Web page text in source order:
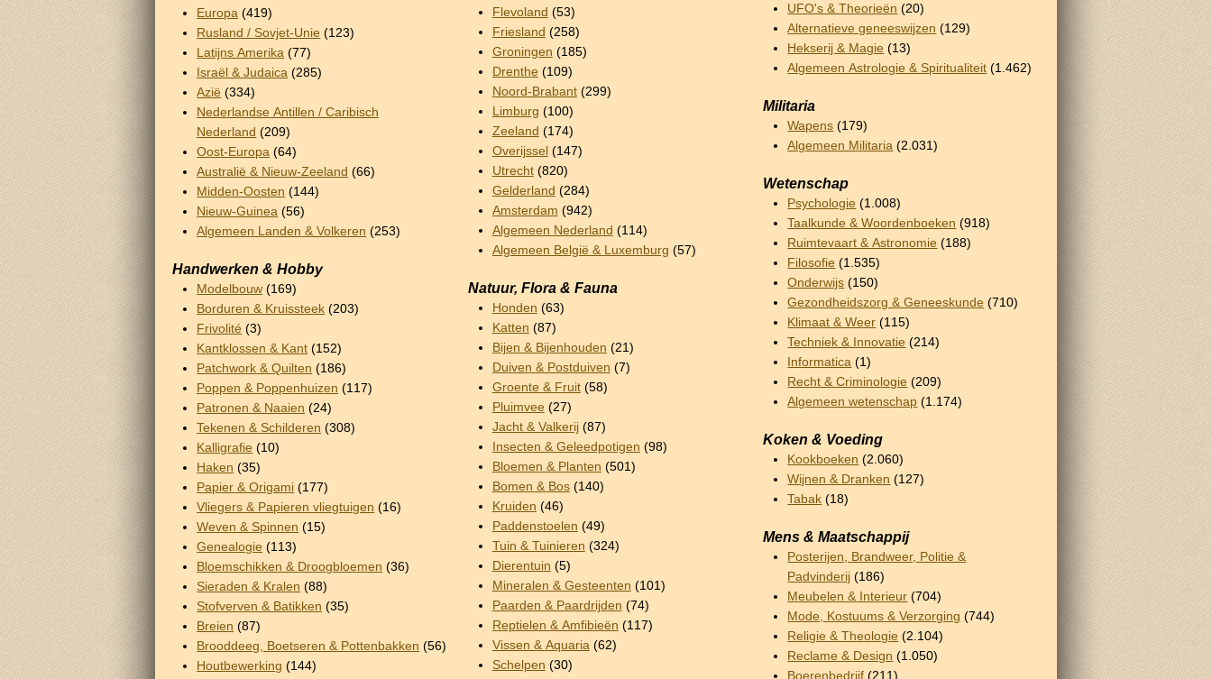
Europa (419)
Rusland / Sovjet-Unie (123)
Latijns Amerika (77)
Israël & Judaica (285)
Azië (334)
Nederlandse Antillen / Caribisch
Nederland (209)
Oost-Europa (64)
Australië & Nieuw-Zeeland (66)
Midden-Oosten (144)
Nieuw-Guinea (56)
Algemeen Landen & Volkeren (253)
Handwerken & Hobby
Modelbouw (169)
Borduren & Kruissteek (203)
Frivolité (3)
Kantklossen & Kant (152)
Patchwork & Quilten (186)
Poppen & Poppenhuizen (117)
Patronen & Naaien (24)
Tekenen & Schilderen (308)
Kalligrafie (10)
Haken (35)
Papier & Origami (177)
Vliegers & Papieren vliegtuigen (16)
Weven & Spinnen (15)
Genealogie (113)
Bloemschikken & Droogbloemen (36)
Sieraden & Kralen (88)
Stofverven & Batikken (35)
Breien (87)
Brooddeeg, Boetseren & Pottenbakken (56)
Houtbewerking (144)
Flevoland (53)
Friesland (258)
Groningen (185)
Drenthe (109)
Noord-Brabant(299)
Limburg (100)
Zeeland (174)
Overijssel(147)
Utrecht(820)
Gelderland (284)
Amsterdam (942)
Algemeen Nederland (114)
Algemeen België & Luxemburg (57)
Natuur, Flora & Fauna
Honden (63)
Katten (87)
Bijen & Bijenhouden (21)
Duiven & Postduiven (7)
Groente & Fruit(58)
Pluimvee (27)
Jacht & Valkerij(87)
Insecten & Geleedpotigen (98)
Bloemen & Planten (501)
Bomen & Bos(140)
Kruiden (46)
Paddenstoelen (49)
Tuin & Tuinieren (324)
Dierentuin (5)
Mineralen & Gesteenten (101)
Paarden & Paardrijden (74)
Reptielen & Amfibieën (117)
Vissen & Aquaria (62)
Schelpen (30)
UFO's & Theorieën (20)
Alternatieve geneeswijzen (129)
Hekserij & Magie (13)
Algemeen Astrologie & Spiritualiteit (1.462)
Militaria
Wapens (179)
Algemeen Militaria (2.031)
Wetenschap
Psychologie (1.008)
Taalkunde & Woordenboeken (918)
Ruimtevaart & Astronomie (188)
Filosofie (1.535)
Onderwijs (150)
Gezondheidszorg & Geneeskunde (710)
Klimaat & Weer (115)
Techniek & Innovatie (214)
Informatica (1)
Recht & Criminologie (209)
Algemeen wetenschap (1.174)
Koken & Voeding
Kookboeken (2.060)
Wijnen & Dranken (127)
Tabak (18)
Mens & Maatschappij
Posterijen, Brandweer, Politie &
Padvinderij (186)
Meubelen & Interieur (704)
Mode, Kostuums & Verzorging (744)
Religie & Theologie (2.104)
Reclame & Design (1.050)
Boerenbedrijf (211)